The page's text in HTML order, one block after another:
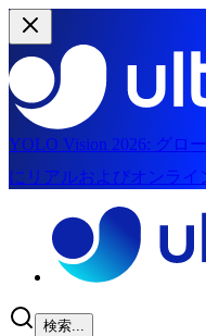
YOLO Vision 2026: グロ
にリアルおよびオンライ
検索...